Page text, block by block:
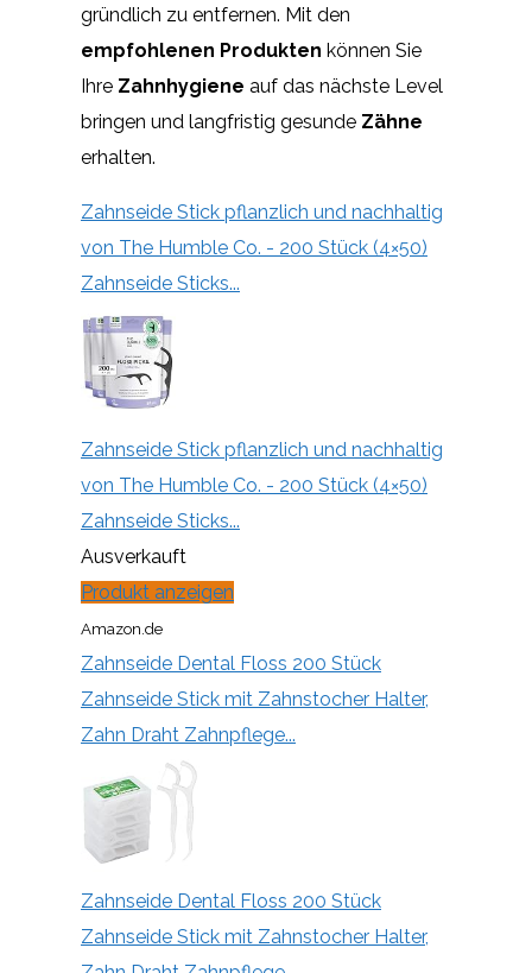
gründlich zu entfernen. Mit den
empfohlenen Produkten können Sie
Ihre Zahnhygiene auf das nächste Level
bringen und langfristig gesunde Zähne
erhalten.
Zahnseide Stick pflanzlich und nachhaltig
von The Humble Co. - 200 Stück (4×50)
Zahnseide Sticks...
Zahnseide Stick pflanzlich und nachhaltig
von The Humble Co. - 200 Stück (4×50)
Zahnseide Sticks...
Ausverkauft
Produkt anzeigen
Amazon.de
Zahnseide Dental Floss 200 Stück
Zahnseide Stick mit Zahnstocher Halter,
Zahn Draht Zahnpflege...
Zahnseide Dental Floss 200 Stück
Zahnseide Stick mit Zahnstocher Halter,